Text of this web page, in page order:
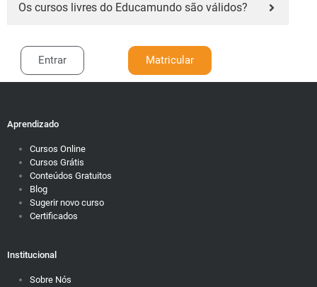
Os cursos livres do Educamundo são válidos?
Entrar Matricular
Aprendizado
Cursos Online
Cursos Grátis
Conteúdos Gratuitos
Blog
Sugerir novo curso
Certificados
Institucional
Sobre Nós